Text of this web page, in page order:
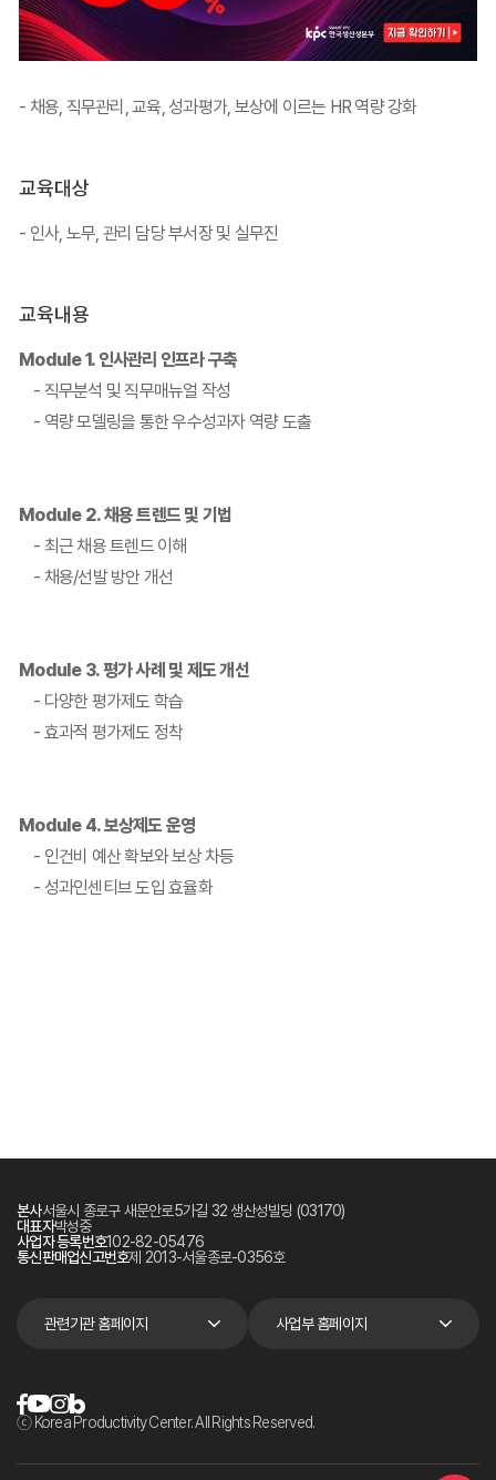
- 채용, 직무관리, 교육, 성과평가, 보상에 이르는 HR 역량 강화
교육대상
- 인사, 노무, 관리 담당 부서장 및 실무진
교육내용
Module 1. 인사관리 인프라 구축
- 직무분석 및 직무매뉴얼 작성
- 역량 모델링을 통한 우수성과자 역량 도출
Module 2. 채용 트렌드 및 기법
- 최근 채용 트렌드 이해
- 채용/선발 방안 개선
Module 3. 평가 사례 및 제도 개선
- 다양한 평가제도 학습
- 효과적 평가제도 정착
Module 4. 보상제도 운영
- 인건비 예산 확보와 보상 차등
- 성과인센티브 도입 효율화
본사서울시 종로구 새문안로5가길 32 생산성빌딩 (03170)
대표자박성중
사업자 등록번호102-82-05476
통신판매업신고번호제 2013-서울종로-0356호
관련기관 홈페이지 사업부 홈페이지
ⓒ Korea Productivity Center. All Rights Reserved.